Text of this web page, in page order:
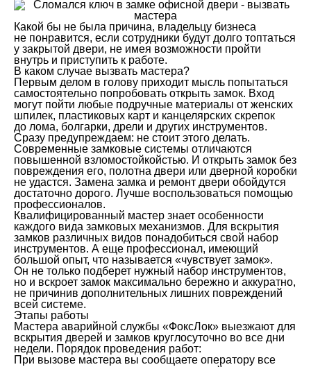
Какой бы не была причина, владельцу бизнеса
не понравится, если сотрудники будут долго топтаться
у закрытой двери, не имея возможности пройти
внутрь и приступить к работе.
В каком случае вызвать мастера?
Первым делом в голову приходит мысль попытаться
самостоятельно попробовать открыть замок. Вход
могут пойти любые подручные материалы от женских
шпилек, пластиковых карт и канцелярских скрепок
до лома, болгарки, дрели и других инструментов.
Сразу предупреждаем: не стоит этого делать.
Современные замковые системы отличаются
повышенной взломостойкойстью. И открыть замок без
повреждения его, полотна двери или дверной коробки
не удастся. Замена замка и ремонт двери обойдутся
достаточно дорого. Лучше воспользоваться помощью
профессионалов.
Квалифицированный мастер знает особенности
каждого вида замковых механизмов. Для вскрытия
замков различных видов понадобиться свой набор
инструментов. А еще профессионал, имеющий
большой опыт, что называется «чувствует замок».
Он не только подберет нужный набор инструментов,
но и вскроет замок максимально бережно и аккуратно,
не причинив дополнительных лишних повреждений
всей системе.
Этапы работы
Мастера аварийной службы «ФоксЛок» выезжают для
вскрытия дверей и замков круглосуточно во все дни
недели. Порядок проведения работ:
При вызове мастера вы сообщаете оператору все